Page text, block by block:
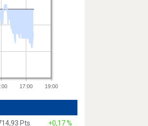
17:00 19:00
Pts
+0,17 %